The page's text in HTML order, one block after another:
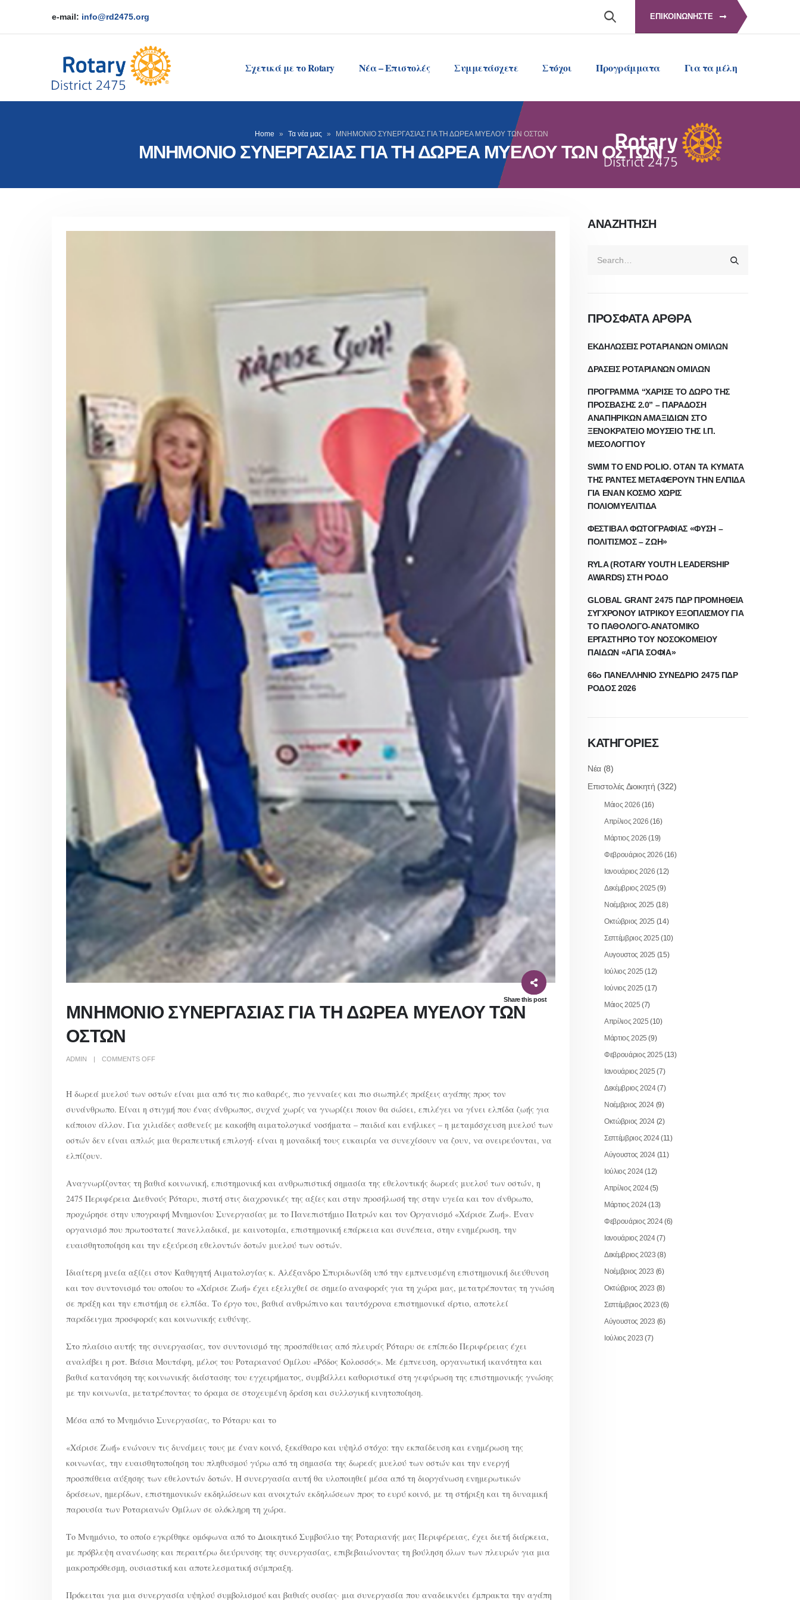
e-mail: info@rd2475.org ΕΠΙΚΟΙΝΩΝΗΣΤΕ
Σχετικά με το Rotary Νέα – Επιστολές Συμμετάσχετε Στόχοι Προγράμματα Για τα μέλη
Home » Τα νέα μας » ΜΝΗΜΟΝΙΟ ΣΥΝΕΡΓΑΣΙΑΣ ΓΙΑ ΤΗ ΔΩΡΕΑ ΜΥΕΛΟΥ ΤΩΝ ΟΣΤΩΝ
ΜΝΗΜΟΝΙΟ ΣΥΝΕΡΓΑΣΙΑΣ ΓΙΑ ΤΗ ΔΩΡΕΑ ΜΥΕΛΟΥ ΤΩΝ ΟΣΤΩΝ
Share this post
ΜΝΗΜΟΝΙΟ ΣΥΝΕΡΓΑΣΙΑΣ ΓΙΑ ΤΗ ΔΩΡΕΑ ΜΥΕΛΟΥ ΤΩΝ
ΟΣΤΩΝ
ADMIN COMMENTS OFFON
ΔΩΡΕΑ
ΜΥΕΛΟΥ
ΟΣΤΩΝ
Η δωρεά μυελού των οστών είναι μια από τις πιο καθαρές, πιο γενναίες και πιο σιωπηλές πράξεις αγάπης προς τον
συνάνθρωπο. Είναι η στιγμή που ένας άνθρωπος, συχνά χωρίς να γνωρίζει ποιον θα σώσει, επιλέγει να γίνει ελπίδα ζωής για
κάποιον άλλον. Για χιλιάδες ασθενείς με κακοήθη αιματολογικά νοσήματα – παιδιά και ενήλικες – η μεταμόσχευση μυελού των
οστών δεν είναι απλώς μια θεραπευτική επιλογή· είναι η μοναδική τους ευκαιρία να συνεχίσουν να ζουν, να ονειρεύονται, να
ελπίζουν.
Αναγνωρίζοντας τη βαθιά κοινωνική, επιστημονική και ανθρωπιστική σημασία της εθελοντικής δωρεάς μυελού των οστών, η
2475 Περιφέρεια Διεθνούς Ρόταρυ, πιστή στις διαχρονικές της αξίες και στην προσήλωσή της στην υγεία και τον άνθρωπο,
προχώρησε στην υπογραφή Μνημονίου Συνεργασίας με το Πανεπιστήμιο Πατρών και τον Οργανισμό «Χάρισε Ζωή». Έναν
οργανισμό που πρωτοστατεί πανελλαδικά, με καινοτομία, επιστημονική επάρκεια και συνέπεια, στην ενημέρωση, την
ευαισθητοποίηση και την εξεύρεση εθελοντών δοτών μυελού των οστών.
Ιδιαίτερη μνεία αξίζει στον Καθηγητή Αιματολογίας κ. Αλέξανδρο Σπυριδωνίδη υπό την εμπνευσμένη επιστημονική διεύθυνση
και τον συντονισμό του οποίου το «Χάρισε Ζωή» έχει εξελιχθεί σε σημείο αναφοράς για τη χώρα μας, μετατρέποντας τη γνώση
σε πράξη και την επιστήμη σε ελπίδα. Το έργο του, βαθιά ανθρώπινο και ταυτόχρονα επιστημονικά άρτιο, αποτελεί
παράδειγμα προσφοράς και κοινωνικής ευθύνης.
Στο πλαίσιο αυτής της συνεργασίας, τον συντονισμό της προσπάθειας από πλευράς Ρόταρυ σε επίπεδο Περιφέρειας έχει
αναλάβει η ροτ. Βάσια Μουτάφη, μέλος του Ροταριανού Ομίλου «Ρόδος Κολοσσός». Με έμπνευση, οργανωτική ικανότητα και
βαθιά κατανόηση της κοινωνικής διάστασης του εγχειρήματος, συμβάλλει καθοριστικά στη γεφύρωση της επιστημονικής γνώσης
με την κοινωνία, μετατρέποντας το όραμα σε στοχευμένη δράση και συλλογική κινητοποίηση.
Μέσα από το Μνημόνιο Συνεργασίας, το Ρόταρυ και το
«Χάρισε Ζωή» ενώνουν τις δυνάμεις τους με έναν κοινό, ξεκάθαρο και υψηλό στόχο: την εκπαίδευση και ενημέρωση της
κοινωνίας, την ευαισθητοποίηση του πληθυσμού γύρω από τη σημασία της δωρεάς μυελού των οστών και την ενεργή
προσπάθεια αύξησης των εθελοντών δοτών. Η συνεργασία αυτή θα υλοποιηθεί μέσα από τη διοργάνωση ενημερωτικών
δράσεων, ημερίδων, επιστημονικών εκδηλώσεων και ανοιχτών εκδηλώσεων προς το ευρύ κοινό, με τη στήριξη και τη δυναμική
παρουσία των Ροταριανών Ομίλων σε ολόκληρη τη χώρα.
Το Μνημόνιο, το οποίο εγκρίθηκε ομόφωνα από το Διοικητικό Συμβούλιο της Ροταριανής μας Περιφέρειας, έχει διετή διάρκεια,
με πρόβλεψη ανανέωσης και περαιτέρω διεύρυνσης της συνεργασίας, επιβεβαιώνοντας τη βούληση όλων των πλευρών για μια
μακροπρόθεσμη, ουσιαστική και αποτελεσματική σύμπραξη.
Πρόκειται για μια συνεργασία υψηλού συμβολισμού και βαθιάς ουσίας· μια συνεργασία που αναδεικνύει έμπρακτα την αγάπη
ΑΝΑΖΗΤΗΣΗ
ΠΡΟΣΦΑΤΑ ΑΡΘΡΑ
ΕΚΔΗΛΩΣΕΙΣ ΡΟΤΑΡΙΑΝΩΝ ΟΜΙΛΩΝ
ΔΡΑΣΕΙΣ ΡΟΤΑΡΙΑΝΩΝ ΟΜΙΛΩΝ
ΠΡΟΓΡΑΜΜΑ “ΧΑΡΙΣΕ ΤΟ ΔΩΡΟ ΤΗΣ
ΠΡΟΣΒΑΣΗΣ 2.0” – ΠΑΡΑΔΟΣΗ
ΑΝΑΠΗΡΙΚΩΝ ΑΜΑΞΙΔΙΩΝ ΣΤΟ
ΞΕΝΟΚΡΑΤΕΙΟ ΜΟΥΣΕΙΟ ΤΗΣ Ι.Π.
ΜΕΣΟΛΟΓΓΙΟΥ
SWIM TO END POLIO. ΟΤΑΝ ΤΑ ΚΥΜΑΤΑ
ΤΗΣ ΡΑΝΤΕΣ ΜΕΤΑΦΕΡΟΥΝ ΤΗΝ ΕΛΠΙΔΑ
ΓΙΑ ΕΝΑΝ ΚΟΣΜΟ ΧΩΡΙΣ
ΠΟΛΙΟΜΥΕΛΙΤΙΔΑ
ΦΕΣΤΙΒΑΛ ΦΩΤΟΓΡΑΦΙΑΣ «ΦΥΣΗ –
ΠΟΛΙΤΙΣΜΟΣ – ΖΩΗ»
RYLA (ROTARY YOUTH LEADERSHIP
AWARDS) ΣΤΗ ΡΟΔΟ
GLOBAL GRANT 2475 ΠΔΡ ΠΡΟΜΗΘΕΙΑ
ΣΥΓΧΡΟΝΟΥ ΙΑΤΡΙΚΟΥ ΕΞΟΠΛΙΣΜΟΥ ΓΙΑ
ΤΟ ΠΑΘΟΛΟΓΟ-ΑΝΑΤΟΜΙΚΟ
ΕΡΓΑΣΤΗΡΙΟ ΤΟΥ ΝΟΣΟΚΟΜΕΙΟΥ
ΠΑΙΔΩΝ «ΑΓΙΑ ΣΟΦΙΑ»
66ο ΠΑΝΕΛΛΗΝΙΟ ΣΥΝΕΔΡΙΟ 2475 ΠΔΡ
ΡΟΔΟΣ 2026
ΚΑΤΗΓΟΡΙΕΣ
Νέα(8)
Επιστολές Διοικητή (322)
Μάιος 2026 (16)
Απρίλιος 2026 (16)
Μάρτιος 2026 (19)
Φεβρουάριος 2026 (16)
Ιανουάριος 2026 (12)
Δεκέμβριος 2025 (9)
Νοέμβριος 2025 (18)
Οκτώβριος 2025 (14)
Σεπτέμβριος 2025 (10)
Αυγουστος 2025 (15)
Ιούλιος 2025 (12)
Ιούνιος 2025 (17)
Μάιος 2025 (7)
Απρίλιος 2025 (10)
Μάρτιος 2025 (9)
Φεβρουάριος 2025 (13)
Ιανουάριος 2025 (7)
Δεκέμβριος 2024(7)
Νοέμβριος 2024 (9)
Οκτώβριος 2024 (2)
Σεπτέμβριος 2024(11)
Αύγουστος 2024 (11)
Ιούλιος 2024(12)
Απρίλιος 2024(5)
Μάρτιος 2024(13)
Φεβρουάριος 2024(6)
Ιανουάριος 2024(7)
Δεκέμβριος 2023 (8)
Νοέμβριος 2023 (6)
Οκτώβριος 2023 (8)
Σεπτέμβριος 2023 (6)
Αύγουστος 2023 (6)
Ιούλιος 2023 (7)